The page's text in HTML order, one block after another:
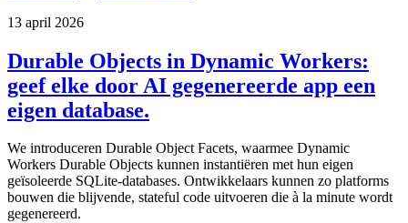
13 april 2026
Durable Objects in Dynamic Workers:
geef elke door AI gegenereerde app een
eigen database.
We introduceren Durable Object Facets, waarmee Dynamic
Workers Durable Objects kunnen instantiëren met hun eigen
geïsoleerde SQLite-databases. Ontwikkelaars kunnen zo platforms
bouwen die blijvende, stateful code uitvoeren die à la minute wordt
gegenereerd.